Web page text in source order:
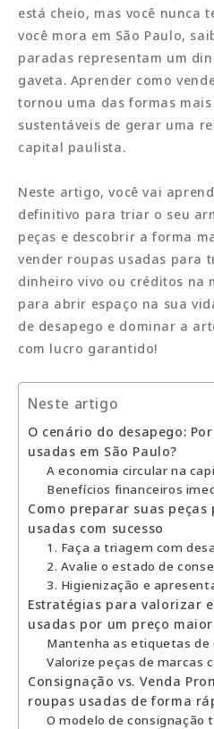
está cheio, mas você nunca
você mora em São Paulo,
paradas representam um
gaveta. Aprender como
tornou uma das formas
sustentáveis de gerar uma
capital paulista.
Neste artigo, você vai
definitivo para triar o seu
peças e descobrir a forma
vender roupas usadas para
dinheiro vivo ou créditos na
para abrir espaço na sua
de desapego e dominar a
com lucro garantido!
Neste artigo
O cenário do desapego:
usadas em São Paulo?
A economia circular na
Benefícios financeiros
Como preparar suas
usadas com sucesso
1. Faça a triagem com
2. Avalie o estado de
3. Higienização e
Estratégias para valorizar
usadas por um preço maior
Mantenha as etiquetas de
Valorize peças de marcas
Consignação vs. Venda
roupas usadas de forma
O modelo de consignação